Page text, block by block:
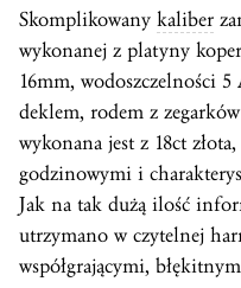
Skomplikowany kaliber
wykonanej z platyny
16mm, wodoszczelności
deklem, rodem z
wykonana jest z 18ct
godzinowymi i
Jak na tak dużą ilość
utrzymano w czytelnej
współgrającymi,